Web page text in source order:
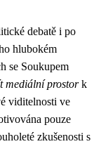
debatě i po
hlubokém
se Soukupem
mediální prostork
viditelnosti ve
pouze
zkušenosti s